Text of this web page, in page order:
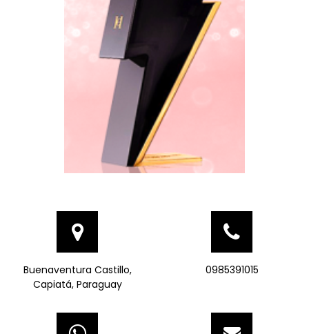
Buenaventura Castillo,
Capiatá, Paraguay
0985391015